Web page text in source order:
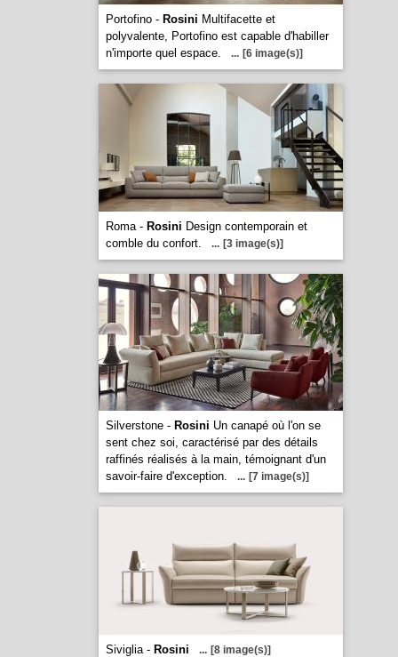
Portofino - Rosini Multifacette et
polyvalente, Portofino est capable d'habiller
n'importe quel espace.
... [6 image(s)]
Roma - Rosini Design contemporain et
comble du confort.
... [3 image(s)]
Silverstone - Rosini Un canapé où l'on se
sent chez soi, caractérisé par des détails
raffinés réalisés à la main, témoignant d'un
savoir-faire d'exception.
... [7 image(s)]
Siviglia - Rosini ... [8 image(s)]